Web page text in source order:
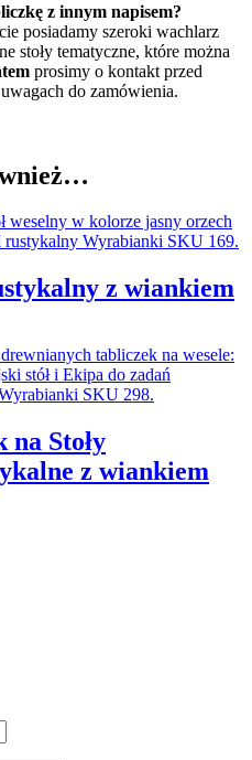
z innym napisem?
posiadamy szeroki wachlarz
stoły tematyczne, które można
prosimy o kontakt przed
do zamówienia.
z wiankiem
na Stoły
z wiankiem